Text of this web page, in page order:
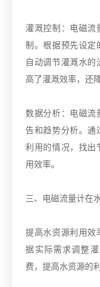
灌溉控制：电磁流
制。根据预先设定
自动调节灌溉水
高了灌溉效率，还
数据分析：电磁流
告和趋势分析。通
利用的情况，找出
用效率。
三、电磁流量计在
提高水资源利用效
据实际需求调整
费，提高水资源的